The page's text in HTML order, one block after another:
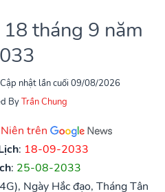
tháng 9 năm
Cập nhật lần cuối 09/08/2026
ByTrần Chung
trên
: 18-09-2033
: 25-08-2033
Ngày Hắc đạo, Tháng Tân